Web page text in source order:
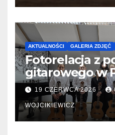
AKTUALNOŚCI GALERIA ZDJĘĆ
Fotorelacja z
gitarowego w
19 CZERWCA 2026
WOJCIKIEWICZ